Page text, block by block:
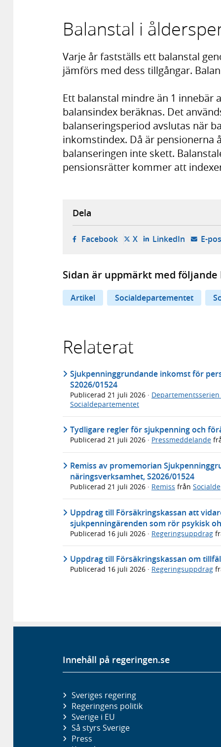
Balanstal i
Varje år fastställs ett balanstal
jämförs med dess tillgångar.
Ett balanstal mindre än 1 innebär
balansindex beräknas. Det
balanseringsperiod avslutas när
inkomstindex. Då är pensionerna
balanseringen inte skett.
pensionsrätter kommer att
Dela
Facebook- öppnas i ny flik, extern
X- öppnas i ny flik,
LinkedIn- öppnas
E-
Sidan är uppmärkt med
Artikel Socialdepartementet
Relaterat
Sjukpenninggrundande inkomst för
S2026/01524
Publicerad 21 juli 2026 ·
Socialdepartementet
Tydligare regler för sjukpenning och
Publicerad 21 juli 2026 · Pressmeddelande
Remiss av promemorian
näringsverksamhet, S2026/01524
Publicerad 21 juli 2026 · Remiss från
Uppdrag till Försäkringskassan att
sjukpenningärenden som rör psykisk
Publicerad 16 juli 2026 · Regeringsuppdrag
Uppdrag till Försäkringskassan om
Publicerad 16 juli 2026 · Regeringsuppdrag
Innehåll på regeringen.se
Sveriges regering
Regeringens politik
Sverige i EU
Så styrs Sverige
Press